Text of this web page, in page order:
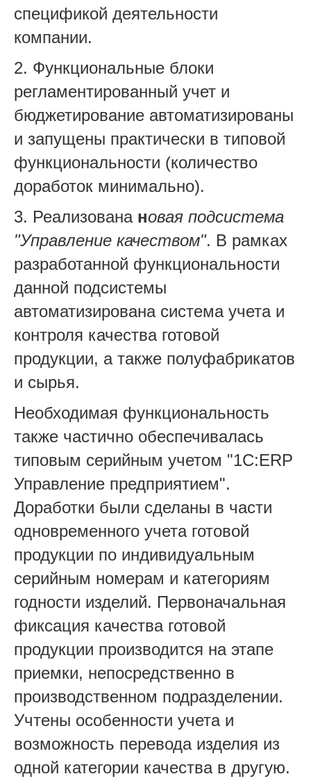
спецификой деятельности
компании.
2. Функциональные блоки
регламентированный учет и
бюджетирование автоматизированы
и запущены практически в типовой
функциональности (количество
доработок минимально).
3. Реализована новая подсистема
"Управление качеством". В рамках
разработанной функциональности
данной подсистемы
автоматизирована система учета и
контроля качества готовой
продукции, а также полуфабрикатов
и сырья.
Необходимая функциональность
также частично обеспечивалась
типовым серийным учетом "1С:ERP
Управление предприятием".
Доработки были сделаны в части
одновременного учета готовой
продукции по индивидуальным
серийным номерам и категориям
годности изделий. Первоначальная
фиксация качества готовой
продукции производится на этапе
приемки, непосредственно в
производственном подразделении.
Учтены особенности учета и
возможность перевода изделия из
одной категории качества в другую.